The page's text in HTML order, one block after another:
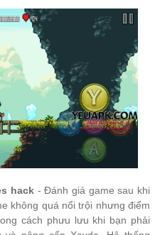
hack - Đánh giá game sau khi
không quá nổi trội nhưng điểm
cách phưu lưu khi bạn phải